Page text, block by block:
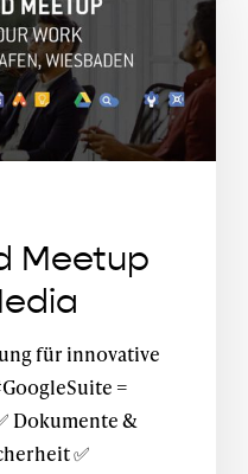
Meetup
für innovative
=
Dokumente &
✅